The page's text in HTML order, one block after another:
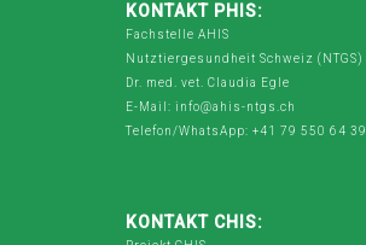
KONTAKT PHIS:
Fachstelle AHIS
Nutztiergesundheit Schweiz (NTGS)
Dr. med. vet. Claudia Egle
E-Mail: info@ahis-ntgs.ch
Telefon/WhatsApp: +41 79 550 64 39
KONTAKT CHIS: